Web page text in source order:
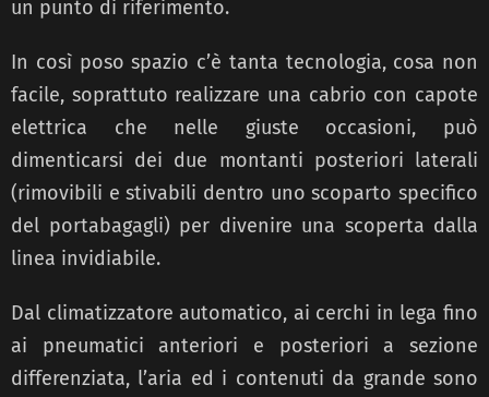
un punto di riferimento.
In così poso spazio c’è tanta tecnologia, cosa non
facile, soprattuto realizzare una cabrio con capote
elettrica che nelle giuste occasioni, può
dimenticarsi dei due montanti posteriori laterali
(rimovibili e stivabili dentro uno scoparto specifico
del portabagagli) per divenire una scoperta dalla
linea invidiabile.
Dal climatizzatore automatico, ai cerchi in lega fino
ai pneumatici anteriori e posteriori a sezione
differenziata, l’aria ed i contenuti da grande sono